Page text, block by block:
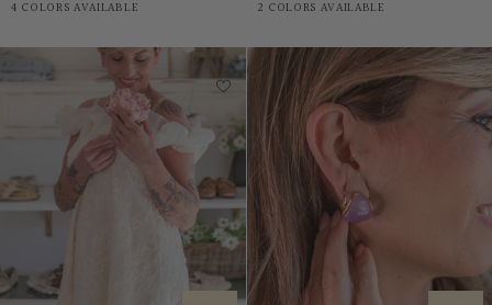
4 COLORS AVAILABLE
BiancoBeigeFangoNero 2 COLORS AVAILABLE
BordeauxCioccolato